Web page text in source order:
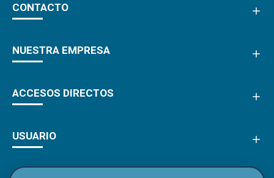
CONTACTO
NUESTRA EMPRESA
ACCESOS DIRECTOS
USUARIO